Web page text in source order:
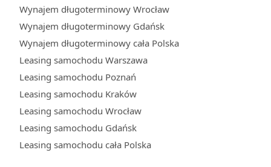
Wynajem długoterminowy Wrocław
Wynajem długoterminowy Gdańsk
Wynajem długoterminowy cała Polska
Leasing samochodu Warszawa
Leasing samochodu Poznań
Leasing samochodu Kraków
Leasing samochodu Wrocław
Leasing samochodu Gdańsk
Leasing samochodu cała Polska